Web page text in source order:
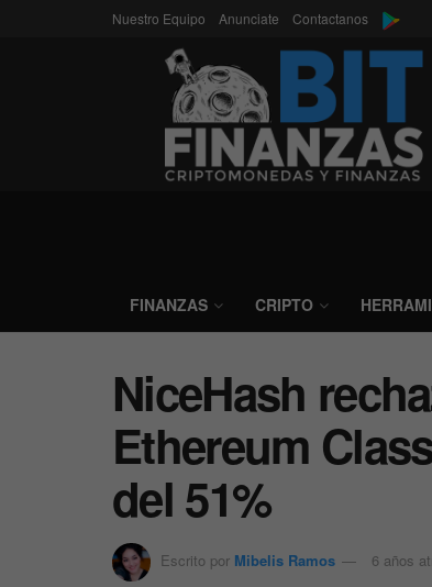
Nuestro Equipo Anunciate Contactanos
FINANZAS CRIPTO
NiceHash
Ethereum
del 51%
Escrito por Mibelis Ramos 6 años